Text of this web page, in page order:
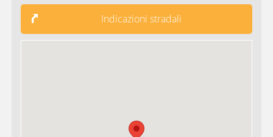
Indicazioni stradali